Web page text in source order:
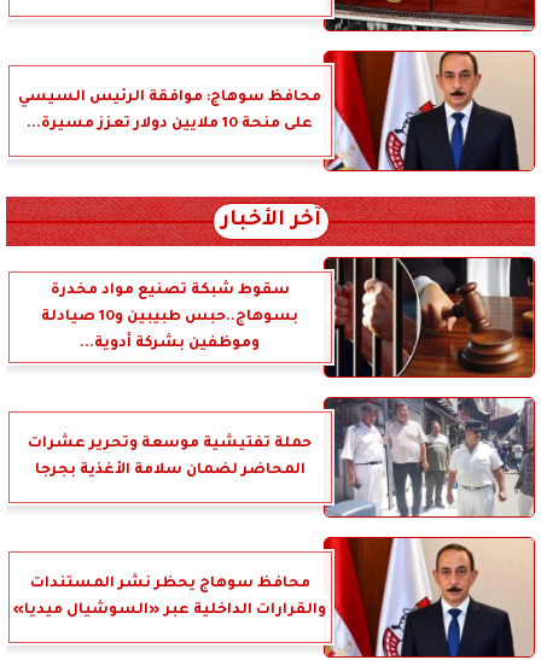
محافظ سوهاج: موافقة الرئيس السيسي
على منحة 10 ملايين دولار تعزز مسيرة...
آخر الأخبار
سقوط شبكة تصنيع مواد مخدرة
بسوهاج..حبس طبيبين و10 صيادلة
وموظفين بشركة أدوية...
حملة تفتيشية موسعة وتحرير عشرات
المحاضر لضمان سلامة الأغذية بجرجا
محافظ سوهاج يحظر نشر المستندات
والقرارات الداخلية عبر «السوشيال ميديا»